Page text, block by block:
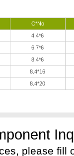
C*No
4.4*6
6.7*6
8.4*6
8.4*16
8.4*20